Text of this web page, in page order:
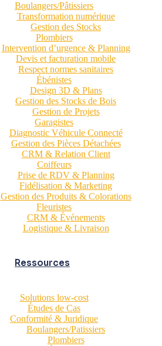
Boulangers/Pâtissiers
Transformation numérique
Gestion des Stocks
Plombiers
Intervention d’urgence & Planning
Devis et facturation mobile
Respect normes sanitaires
Ébénistes
Design 3D & Plans
Gestion des Stocks de Bois
Gestion de Projets
Garagistes
Diagnostic Véhicule Connecté
Gestion des Pièces Détachées
CRM & Relation Client
Coiffeurs
Prise de RDV & Planning
Fidélisation & Marketing
Gestion des Produits & Colorations
Fleuristes
CRM & Événements
Logistique & Livraison
Ressources
Solutions low-cost
Études de Cas
Conformité & Juridique
Boulangers/Patissiers
Plombiers